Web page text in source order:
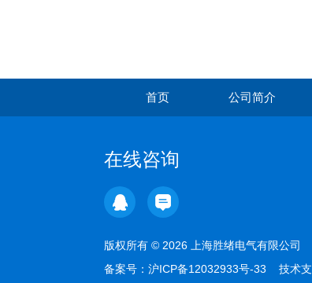
首页 公司简介
在线咨询
版权所有 © 2026 上海胜绪电气有限公司
备案号： 沪ICP备12032933号-33 技术支